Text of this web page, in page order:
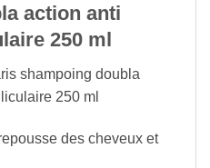
action anti
250 ml
shampoing doubla
250 ml
des cheveux et